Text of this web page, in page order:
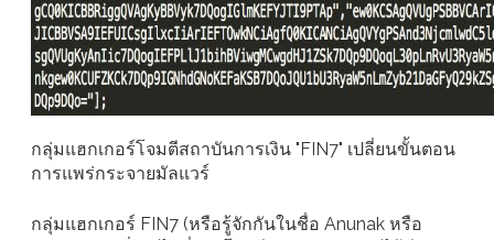
กลุ่มแฮกเกอร์โจมตีสถาบันการเงิน "FIN7" เปลี่ยนขั้นตอน
การแพร่กระจายมัลแวร์
กลุ่มแฮกเกอร์ FIN7 (หรือรู้จักกันในชื่อ Anunak หรือ